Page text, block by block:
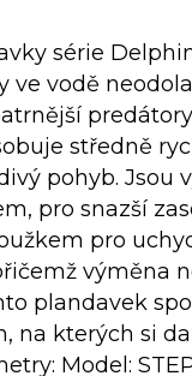
série
ve vodě
středně
pohyb. Jsou
pro snazší
pro
výměna
plandavek
na kterých si
Model: